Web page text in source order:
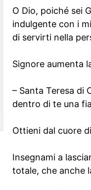
O Dio, poiché sei
indulgente con i
di servirti nella
Signore aumenta
– Santa Teresa di
dentro di te una
Ottieni dal cuore
Insegnami a
totale, che anche